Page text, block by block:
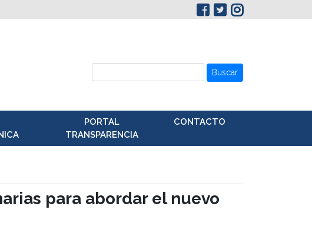
Buscar
PORTAL
TRANSPARENCIA
CONTACTO
para abordar el nuevo